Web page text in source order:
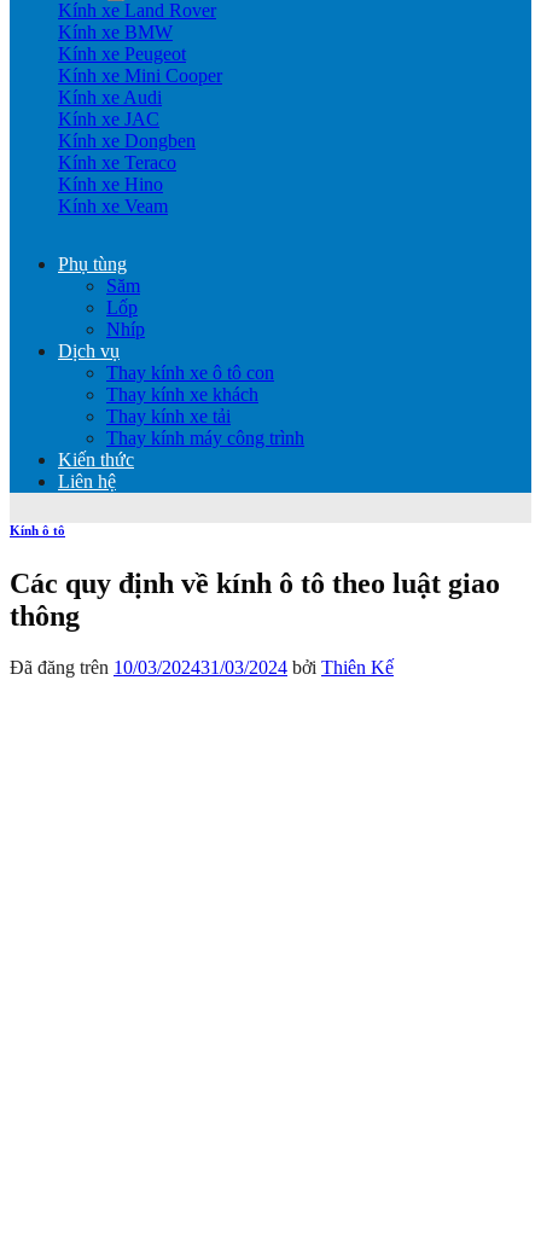
Kính xe Land Rover
Kính xe BMW
Kính xe Peugeot
Kính xe Mini Cooper
Kính xe Audi
Kính xe JAC
Kính xe Dongben
Kính xe Teraco
Kính xe Hino
Kính xe Veam
Phụ tùng
Săm
Lốp
Nhíp
Dịch vụ
Thay kính xe ô tô con
Thay kính xe khách
Thay kính xe tải
Thay kính máy công trình
Kiến thức
Liên hệ
Kính ô tô
Các quy định về kính ô tô theo luật giao
thông
Đã đăng trên 10/03/202431/03/2024 bởi Thiên Kế